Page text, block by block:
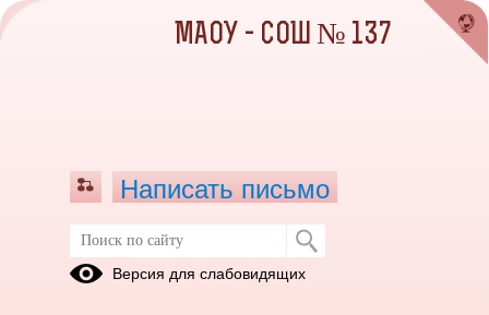
Ноябрь 2022
МАОУ - СОШ № 137
Написать письмо
Версия для слабовидящих